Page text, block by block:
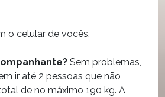
o celular de vocês.
Sem problemas,
ir até 2 pessoas que não
de no máximo 190 kg. A